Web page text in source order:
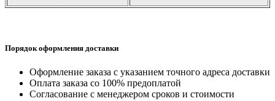
Порядок оформления доставки
Оформление заказа с указанием точного адреса доставки
Оплата заказа со 100% предоплатой
Согласование с менеджером сроков и стоимости